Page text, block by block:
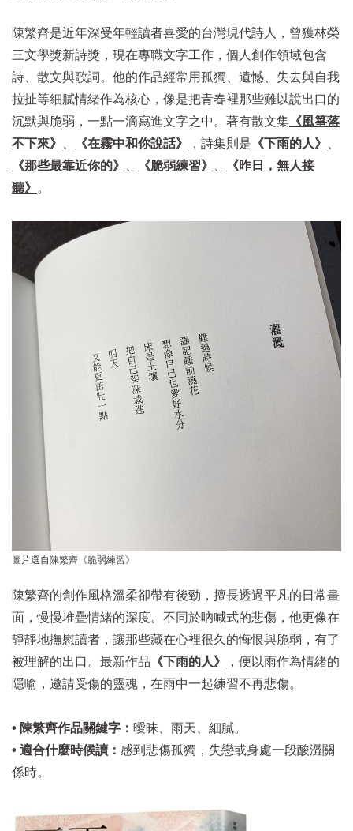
陳繁齊是近年深受年輕讀者喜愛的台灣現代詩人，曾獲林榮
三文學獎新詩獎，現在專職文字工作，個人創作領域包含
詩、散文與歌詞。他的作品經常用孤獨、遺憾、失去與自我
拉扯等細膩情緒作為核心，像是把青春裡那些難以說出口的
沉默與脆弱，一點一滴寫進文字之中。著有散文集 《風箏落
不下來》
《在霧中和你說話》 ，詩集則是 《下雨的人》
《那些最靠近你的》
《脆弱練習》
《昨日，無人接
聽》 。
圖片選自陳繁齊《脆弱練習》
陳繁齊的創作風格溫柔卻帶有後勁，擅長透過平凡的日常畫
面，慢慢堆疊情緒的深度。不同於吶喊式的悲傷，他更像在
靜靜地撫慰讀者，讓那些藏在心裡很久的悔恨與脆弱，有了
被理解的出口。最新作品 《下雨的人》
，便以雨作為情緒的
隱喻，邀請受傷的靈魂，在雨中一起練習不再悲傷。
• 陳繁齊作品關鍵字： 曖昧、雨天、細膩。
• 適合什麼時候讀： 感到悲傷孤獨，失戀或身處一段酸澀關
係時。